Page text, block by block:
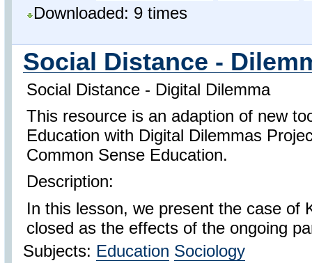
Downloaded: 9 times
Social Distance -
Social Distance - Digital Dilemma
This resource is an adaption of new
Education with Digital Dilemmas
Common Sense Education.
Description:
In this lesson, we present the case of
closed as the effects of the ongoing
Subjects: Education Sociology